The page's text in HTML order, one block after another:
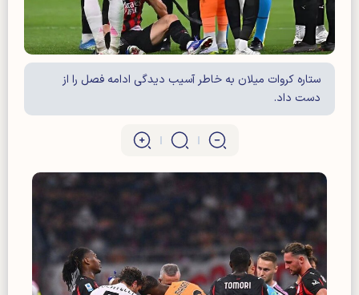
ستاره کروات میلان به خاطر آسیب دیدگی ادامه فصل را از
دست داد.